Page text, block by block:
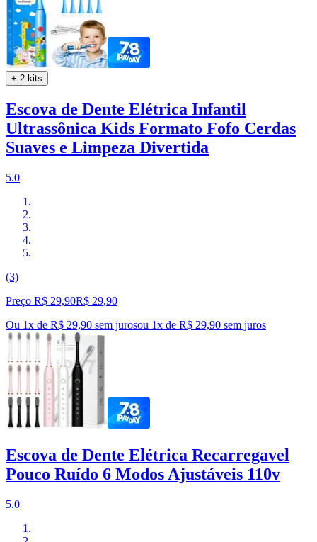
+ 2 kits
Escova de Dente Elétrica Infantil
Ultrassônica Kids Formato Fofo Cerdas
Suaves e Limpeza Divertida
5.0
(3)
Preço R$ 29,90R$ 29,90
Ou 1x de R$ 29,90 sem jurosou 1x de R$ 29,90 sem juros
Escova de Dente Elétrica Recarregavel
Pouco Ruído 6 Modos Ajustáveis 110v
5.0